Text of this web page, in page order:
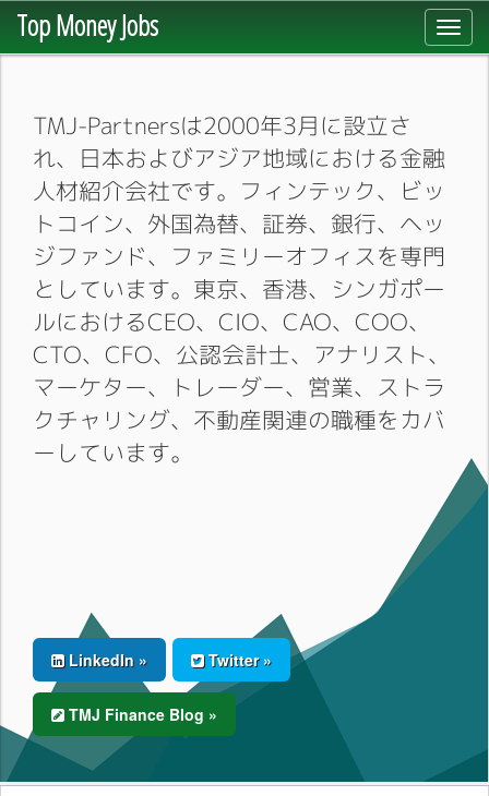
Top Money Jobs
TMJ-Partnersは2000年3月に設立さ
れ、日本およびアジア地域における金融
人材紹介会社です。フィンテック、ビッ
トコイン、外国為替、証券、銀行、ヘッ
ジファンド、ファミリーオフィスを専門
としています。東京、香港、シンガポー
ルにおけるCEO、CIO、CAO、COO、
CTO、CFO、公認会計士、アナリスト、
マーケター、トレーダー、営業、ストラ
クチャリング、不動産関連の職種をカバ
ーしています。
LinkedIn » Twitter »
TMJ Finance Blog »